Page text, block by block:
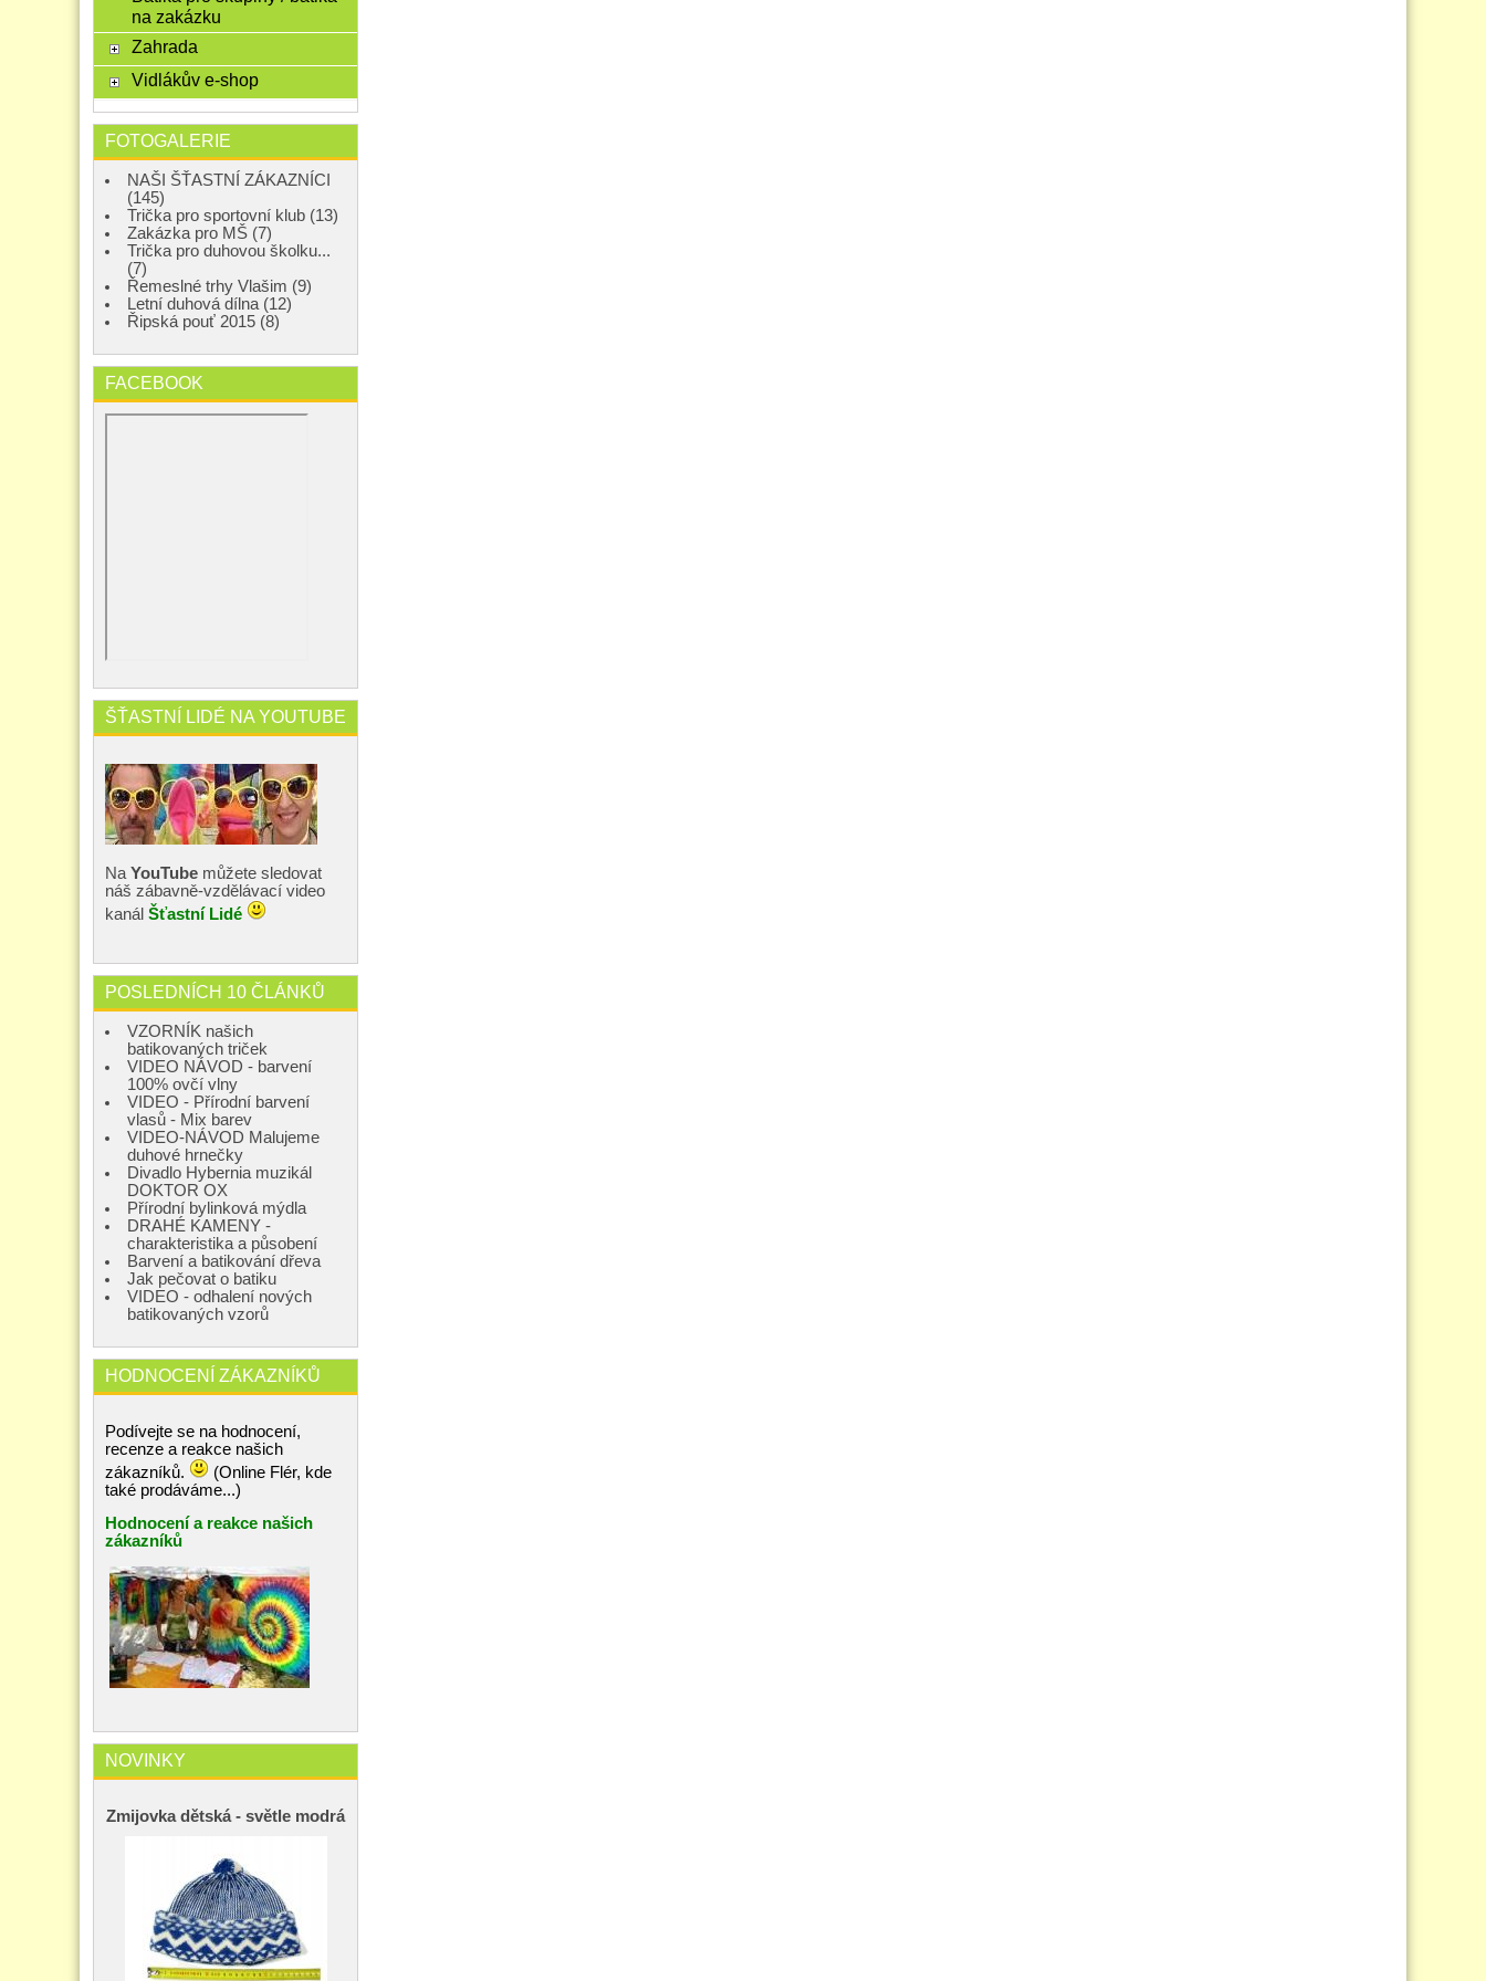
na zakázku
Zahrada
Vidlákův e-shop
FOTOGALERIE
NAŠI ŠŤASTNÍ ZÁKAZNÍCI
(145)
Trička pro sportovní klub (13)
Zakázka pro MŠ (7)
Trička pro duhovou školku...
(7)
Řemeslné trhy Vlašim (9)
Letní duhová dílna (12)
Řipská pouť 2015 (8)
FACEBOOK
ŠŤASTNÍ LIDÉ NA YOUTUBE
Na YouTube můžete sledovat
náš zábavně-vzdělávací video
kanál Šťastní Lidé
POSLEDNÍCH 10 ČLÁNKŮ
VZORNÍK našich
batikovaných triček
VIDEO NÁVOD - barvení
100% ovčí vlny
VIDEO - Přírodní barvení
vlasů - Mix barev
VIDEO-NÁVOD Malujeme
duhové hrnečky
Divadlo Hybernia muzikál
DOKTOR OX
Přírodní bylinková mýdla
DRAHÉ KAMENY -
charakteristika a působení
Barvení a batikování dřeva
Jak pečovat o batiku
VIDEO - odhalení nových
batikovaných vzorů
HODNOCENÍ ZÁKAZNÍKŮ
Podívejte se na hodnocení,
recenze a reakce našich
zákazníků.
(Online Flér, kde
také prodáváme...)
Hodnocení a reakce našich
zákazníků
NOVINKY
Zmijovka dětská - světle modrá